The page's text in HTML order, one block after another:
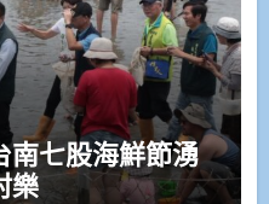
南七股海鮮節湧
樂